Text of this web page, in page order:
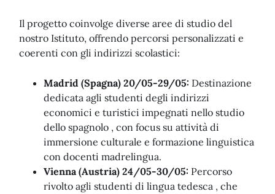
Il progetto coinvolge diverse aree di studio del
nostro Istituto, offrendo percorsi personalizzati e
coerenti con gli indirizzi scolastici:
Madrid (Spagna) 20/05-29/05: Destinazione
dedicata agli studenti degli indirizzi
economici e turistici impegnati nello studio
dello spagnolo , con focus su attività di
immersione culturale e formazione linguistica
con docenti madrelingua.
Vienna (Austria) 24/05-30/05: Percorso
rivolto agli studenti di lingua tedesca , che